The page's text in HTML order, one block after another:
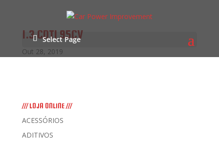
Select Page
1.3 CDTI 95CV
Out 28, 2019
/// LOJA ONLINE ///
ACESSÓRIOS
ADITIVOS